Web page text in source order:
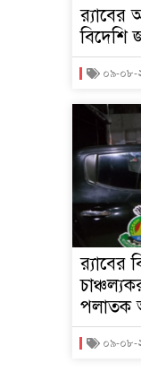
র‌্যাবের
বিদেশি
০৯-০৮-
র‌্যাবের
পলাতক
০৯-০৮-